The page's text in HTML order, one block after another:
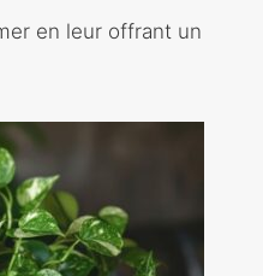
en leur offrant un